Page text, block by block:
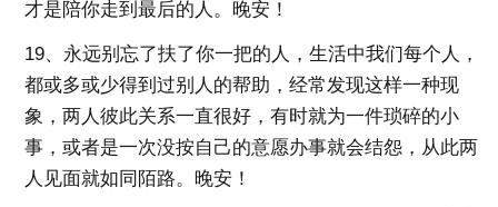
才是陪你走到最后的人。晚安！
19、永远别忘了扶了你一把的人，生活中我们每个人，
都或多或少得到过别人的帮助，经常发现这样一种现
象，两人彼此关系一直很好，有时就为一件琐碎的小
事，或者是一次没按自己的意愿办事就会结怨，从此两
人见面就如同陌路。晚安！